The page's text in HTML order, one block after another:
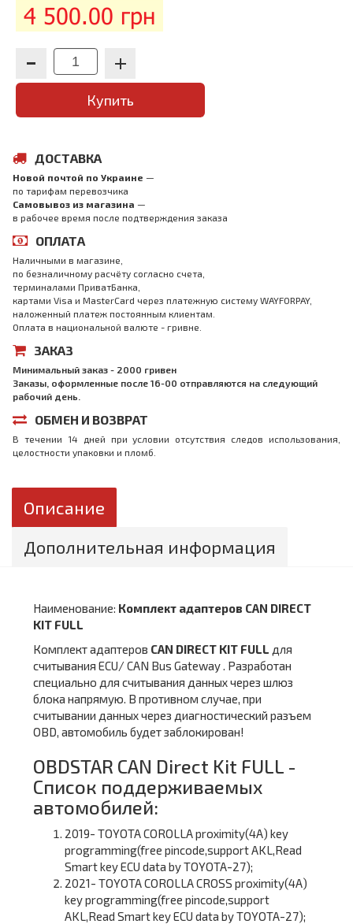
4 500.00 грн
Купить
ДОСТАВКА
Новой почтой по Украине —
по тарифам перевозчика
Самовывоз из магазина —
в рабочее время после подтверждения заказа
ОПЛАТА
Наличными в магазине,
по безналичному расчёту согласно счета,
терминалами ПриватБанка,
картами Visa и MasterCard через платежную систему WAYFORPAY,
наложенный платеж постоянным клиентам.
Оплата в национальной валюте - гривне.
ЗАКАЗ
Минимальный заказ - 2000 гривен
Заказы, оформленные после 16-00 отправляются на следующий
рабочий день.
ОБМЕН И ВОЗВРАТ
В течении 14 дней при условии отсутствия следов использования,
целостности упаковки и пломб.
Описание
Дополнительная информация
Наименование: Комплект адаптеров CAN DIRECT
KIT FULL
Комплект адаптеров CAN DIRECT KIT FULL для
считывания ECU/ CAN Bus Gateway . Разработан
специально для считывания данных через шлюз
блока напрямую. В противном случае, при
считывании данных через диагностический разъем
OBD, автомобиль будет заблокирован!
OBDSTAR CAN Direct Kit FULL -
Список поддерживаемых
автомобилей:
2019- TOYOTA COROLLA proximity(4A) key
programming(free pincode,support AKL,Read
Smart key ECU data by TOYOTA-27);
2021- TOYOTA COROLLA CROSS proximity(4A)
key programming(free pincode,support
AKL,Read Smart key ECU data by TOYOTA-27);